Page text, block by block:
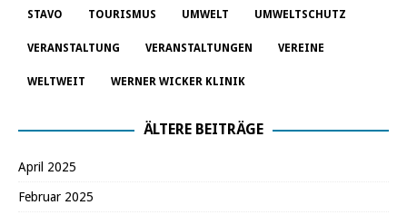
STAVO TOURISMUS UMWELT UMWELTSCHUTZ
VERANSTALTUNG VERANSTALTUNGEN VEREINE
WELTWEIT WERNER WICKER KLINIK
ÄLTERE BEITRÄGE
April 2025
Februar 2025